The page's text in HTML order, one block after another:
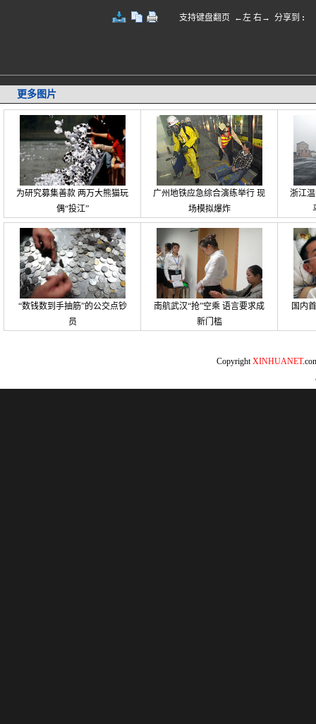
支持键盘翻页 ←左 右→ 分享到 :
更多图片
为研究募集善款 两万大熊猫玩
偶“投江”
广州地铁应急综合演练举行 现
场模拟爆炸
浙江
“数钱数到手抽筋”的公交点钞
员
南航武汉“抢”空乘 语言要求成
新门槛
国内
CopyrightXINHUANET